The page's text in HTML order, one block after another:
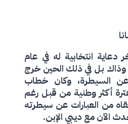
دعاية انتخابية له في عام
وذاك بل في ذلك الحين خرج
السيطرة، وكان خطاب
أكثر وطنية من قبل رغم
من العبارات عن سيطرته
الآن مع ديبي الإبن.